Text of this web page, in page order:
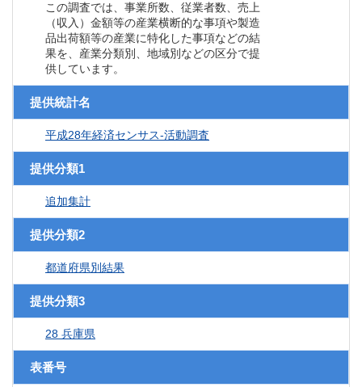
この調査では、事業所数、従業者数、売上
（収入）金額等の産業横断的な事項や製造
品出荷額等の産業に特化した事項などの結
果を、産業分類別、地域別などの区分で提
供しています。
提供統計名
平成28年経済センサス‐活動調査
提供分類1
追加集計
提供分類2
都道府県別結果
提供分類3
28 兵庫県
表番号